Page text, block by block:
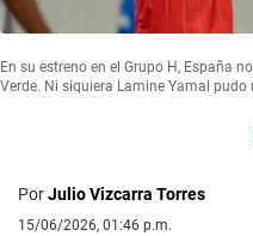
En su estreno en el Grupo H, España
Verde. Ni siquiera Lamine Yamal
PorJulio Vizcarra Torres
15/06/2026, 01:46 p.m.